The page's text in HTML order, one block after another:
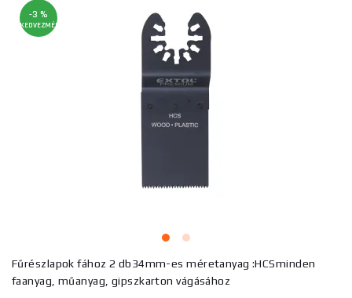
-3 %
KEDVEZMÉNY
Fűrészlapok fához 2 db34mm-es méretanyag :HCSminden
faanyag, műanyag, gipszkarton vágásához